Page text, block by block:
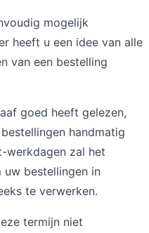
mogelijk
heeft u een idee van alle
van een bestelling
goed heeft gelezen,
handmatig
werkdagen zal het
bestellingen in
te verwerken.
termijn niet